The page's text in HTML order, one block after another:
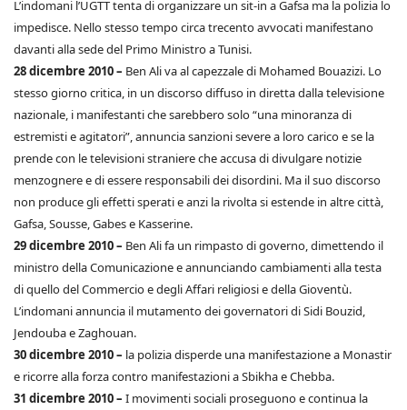
L’indomani l’UGTT tenta di organizzare un sit-in a Gafsa ma la polizia lo
impedisce. Nello stesso tempo circa trecento avvocati manifestano
davanti alla sede del Primo Ministro a Tunisi.
28 dicembre 2010 – Ben Ali va al capezzale di Mohamed Bouazizi. Lo
stesso giorno critica, in un discorso diffuso in diretta dalla televisione
nazionale, i manifestanti che sarebbero solo “una minoranza di
estremisti e agitatori”, annuncia sanzioni severe a loro carico e se la
prende con le televisioni straniere che accusa di divulgare notizie
menzognere e di essere responsabili dei disordini. Ma il suo discorso
non produce gli effetti sperati e anzi la rivolta si estende in altre città,
Gafsa, Sousse, Gabes e Kasserine.
29 dicembre 2010 – Ben Ali fa un rimpasto di governo, dimettendo il
ministro della Comunicazione e annunciando cambiamenti alla testa
di quello del Commercio e degli Affari religiosi e della Gioventù.
L’indomani annuncia il mutamento dei governatori di Sidi Bouzid,
Jendouba e Zaghouan.
30 dicembre 2010 – la polizia disperde una manifestazione a Monastir
e ricorre alla forza contro manifestazioni a Sbikha e Chebba.
31 dicembre 2010 – I movimenti sociali proseguono e continua la